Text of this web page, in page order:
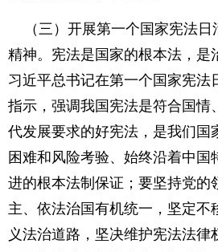
（三）开展第一个国家宪法日
精神。宪法是国家的根本法，是
习近平总书记在第一个国家宪法
指示，强调我国宪法是符合国情
代发展要求的好宪法，是我们国
困难和风险考验、始终沿着中国
进的根本法制保证；要坚持党的
主、依法治国有机统一，坚定不
义法治道路，坚决维护宪法法律